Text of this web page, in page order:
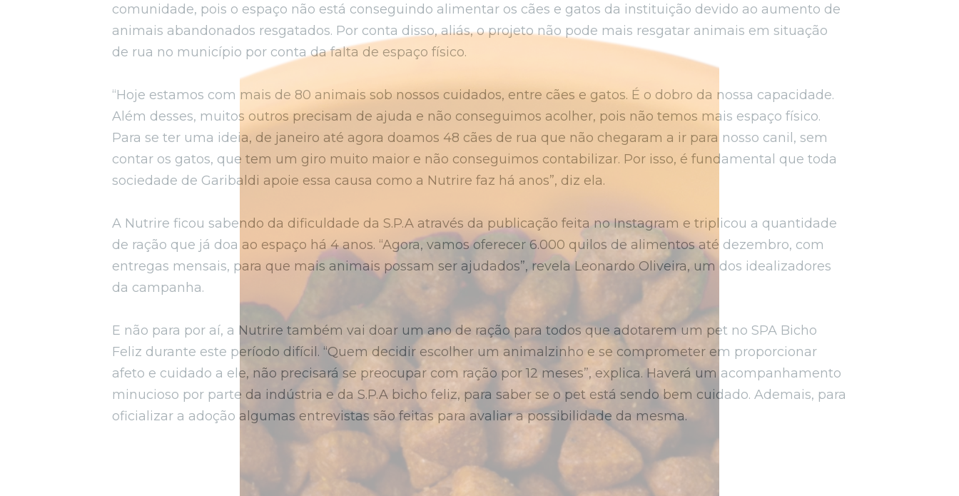
comunidade, pois o espaço não está conseguindo alimentar os cães e gatos da instituição devido ao aumento de
animais abandonados resgatados. Por conta disso, aliás, o projeto não pode mais resgatar animais em situação
de rua no município por conta da falta de espaço físico.
“Hoje estamos com mais de 80 animais sob nossos cuidados, entre cães e gatos. É o dobro da nossa capacidade.
Além desses, muitos outros precisam de ajuda e não conseguimos acolher, pois não temos mais espaço físico.
Para se ter uma ideia, de janeiro até agora doamos 48 cães de rua que não chegaram a ir para nosso canil, sem
contar os gatos, que tem um giro muito maior e não conseguimos contabilizar. Por isso, é fundamental que toda
sociedade de Garibaldi apoie essa causa como a Nutrire faz há anos”, diz ela.
A Nutrire ficou sabendo da dificuldade da S.P.A através da publicação feita no Instagram e triplicou a quantidade
de ração que já doa ao espaço há 4 anos. “Agora, vamos oferecer 6.000 quilos de alimentos até dezembro, com
entregas mensais, para que mais animais possam ser ajudados”, revela Leonardo Oliveira, um dos idealizadores
da campanha.
E não para por aí, a Nutrire também vai doar um ano de ração para todos que adotarem um pet no SPA Bicho
Feliz durante este período difícil. “Quem decidir escolher um animalzinho e se comprometer em proporcionar
afeto e cuidado a ele, não precisará se preocupar com ração por 12 meses”, explica. Haverá um acompanhamento
minucioso por parte da indústria e da S.P.A bicho feliz, para saber se o pet está sendo bem cuidado. Ademais, para
oficializar a adoção algumas entrevistas são feitas para avaliar a possibilidade da mesma.